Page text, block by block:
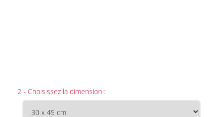
2 - Choisissez la dimension :